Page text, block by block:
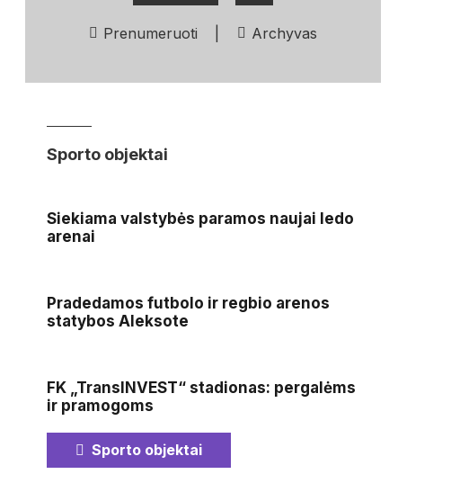
Prenumeruoti Archyvas
Sporto objektai
Siekiama valstybės paramos naujai ledo
arenai
Pradedamos futbolo ir regbio arenos
statybos Aleksote
FK „TransINVEST“ stadionas: pergalėms
ir pramogoms
Sporto objektai